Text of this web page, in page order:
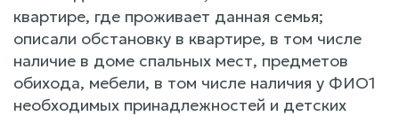
квартире, где проживает данная семья;
описали обстановку в квартире, в том числе
наличие в доме спальных мест, предметов
обихода, мебели, в том числе наличия у ФИО1
необходимых принадлежностей и детских